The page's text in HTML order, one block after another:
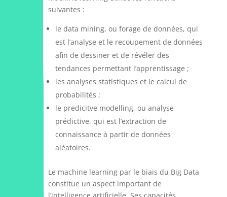
suivantes :
le data mining, ou forage de données, qui
est l’analyse et le recoupement de données
afin de dessiner et de révéler des
tendances permettant l’apprentissage ;
les analyses statistiques et le calcul de
probabilités ;
le predicitve modelling, ou analyse
prédictive, qui est l’extraction de
connaissance à partir de données
aléatoires.
Le machine learning par le biais du Big Data
constitue un aspect important de